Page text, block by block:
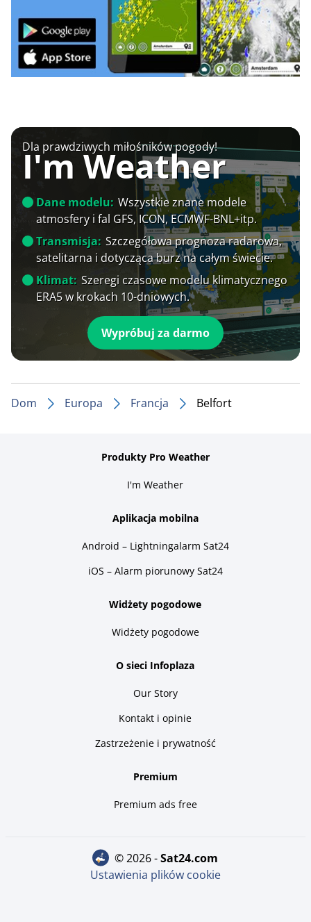
Dla prawdziwych miłośników pogody!
I'm Weather
Dane modelu: Wszystkie znane modele
atmosfery i fal GFS, ICON, ECMWF-BNL+itp.
Transmisja: Szczegółowa prognoza radarowa,
satelitarna i dotycząca burz na całym świecie.
Klimat: Szeregi czasowe modelu klimatycznego
ERA5 w krokach 10-dniowych.
Wypróbuj za darmo
Dom Europa Francja Belfort
Produkty Pro Weather
I'm Weather
Aplikacja mobilna
Android – Lightningalarm Sat24
iOS – Alarm piorunowy Sat24
Widżety pogodowe
Widżety pogodowe
O sieci Infoplaza
Our Story
Kontakt i opinie
Zastrzeżenie i prywatność
Premium
Premium ads free
© 2026 - sat24.com
Ustawienia plików cookie